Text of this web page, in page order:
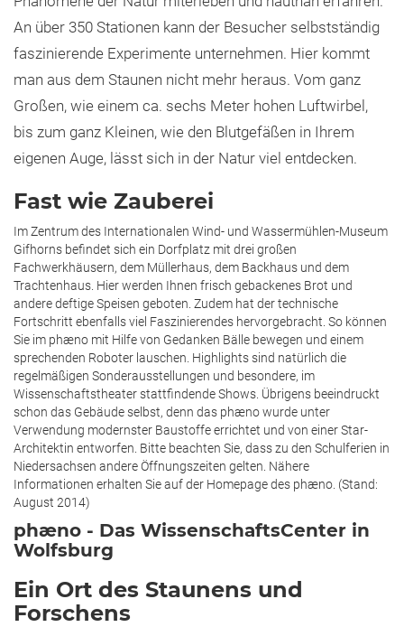
An über 350 Stationen kann der Besucher selbstständig
faszinierende Experimente unternehmen. Hier kommt
man aus dem Staunen nicht mehr heraus. Vom ganz
Großen, wie einem ca. sechs Meter hohen Luftwirbel,
bis zum ganz Kleinen, wie den Blutgefäßen in Ihrem
eigenen Auge, lässt sich in der Natur viel entdecken.
Fast wie Zauberei
Im Zentrum des Internationalen Wind- und Wassermühlen-Museum
Gifhorns befindet sich ein Dorfplatz mit drei großen
Fachwerkhäusern, dem Müllerhaus, dem Backhaus und dem
Trachtenhaus. Hier werden Ihnen frisch gebackenes Brot und
andere deftige Speisen geboten. Zudem hat der technische
Fortschritt ebenfalls viel Faszinierendes hervorgebracht. So können
Sie im phæno mit Hilfe von Gedanken Bälle bewegen und einem
sprechenden Roboter lauschen. Highlights sind natürlich die
regelmäßigen Sonderausstellungen und besondere, im
Wissenschaftstheater stattfindende Shows. Übrigens beeindruckt
schon das Gebäude selbst, denn das phæno wurde unter
Verwendung modernster Baustoffe errichtet und von einer Star-
Architektin entworfen. Bitte beachten Sie, dass zu den Schulferien in
Niedersachsen andere Öffnungszeiten gelten. Nähere
Informationen erhalten Sie auf der Homepage des phæno. (Stand:
August 2014)
phæno - Das WissenschaftsCenter in
Wolfsburg
Ein Ort des Staunens und
Forschens